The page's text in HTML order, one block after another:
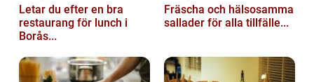
Letar du efter en bra
restaurang för lunch i
Borås...
Fräscha och hälsosamma
sallader för alla tillfälle...